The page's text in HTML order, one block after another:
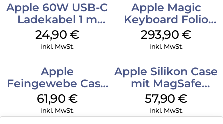
Apple 60W USB-C
Ladekabel 1 m
Weiß
24,90 €
inkl. MwSt.
Apple Magic
Keyboard Folio
iPad 10.9″ (10.Gen.)
Weiß
293,90€
inkl. MwSt.
Apple
Feingewebe Case
iPhone 15 Pro
MagSafe Schwarz
61,90 €
inkl. MwSt.
Apple Silikon Case
mit MagSafe
iPhone 14 Pro
(PRODUCT)RED
57,90€
inkl. MwSt.